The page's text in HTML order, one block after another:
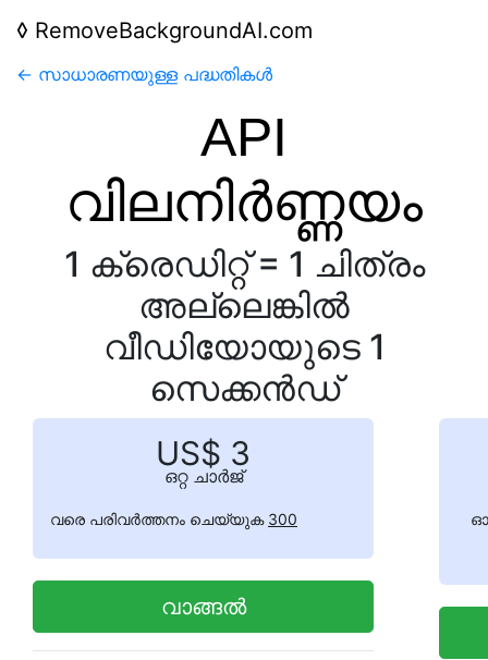
◊ RemoveBackgroundAI.com
← സാധാരണയുള്ള പദ്ധതികള്‍
API
വിലനിർണ്ണയം
1 ക്രെഡിറ്റ് = 1 ചിത്രം
അല്ലെങ്കിൽ
വീഡിയോയുടെ 1
സെക്കൻഡ്
US$ 3
ഒറ്റ ചാർജ്
വരെ പരിവർത്തനം ചെയ്യുക 300
വാങ്ങൽ